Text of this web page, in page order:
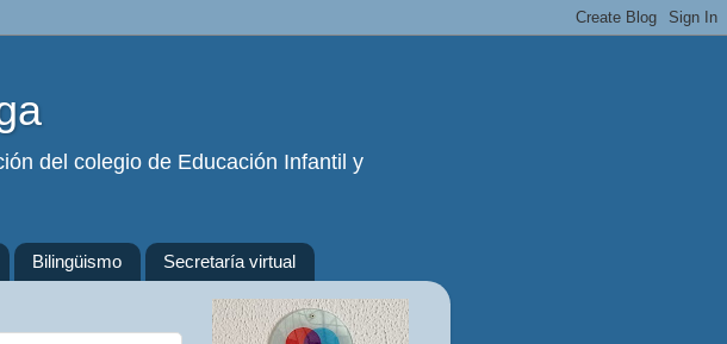
del colegio de Educación Infantil y
Bilingüismo Secretaría virtual